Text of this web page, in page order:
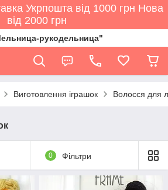
Укрпошта від 1000 грн Нова
від 2000 грн
рукодельница"
Виготовлення іграшок Волосся для
0 Фільтри